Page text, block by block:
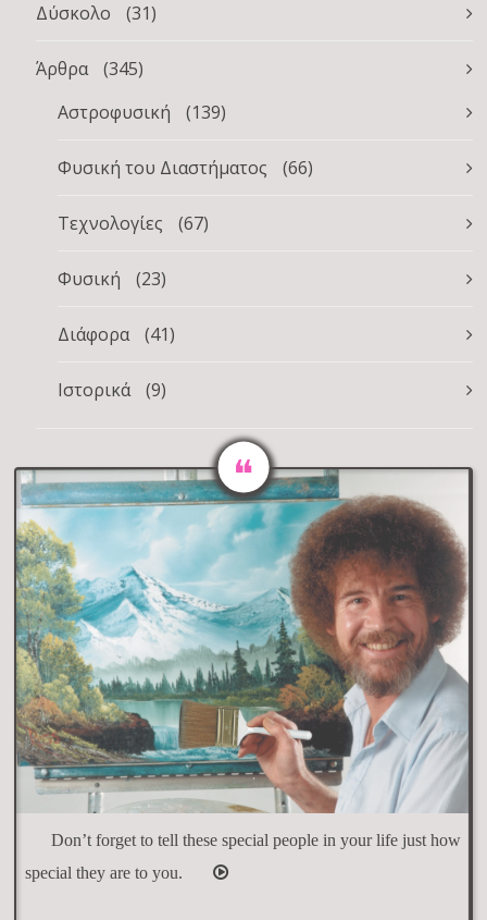
Δύσκολο (31)
Άρθρα
(345)
Αστροφυσική
(139)
Φυσική του Διαστήματος (66)
Τεχνολογίες (67)
Φυσική (23)
Διάφορα (41)
Ιστορικά (9)
Don’t forget to tell these special people in your life just how
special they are to you.